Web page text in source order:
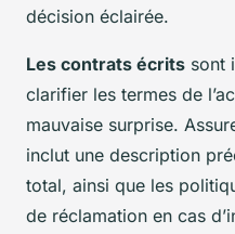
décision éclairée.
Les contrats écrits sont
clarifier les termes de
mauvaise surprise.
inclut une description
total, ainsi que les
de réclamation en cas